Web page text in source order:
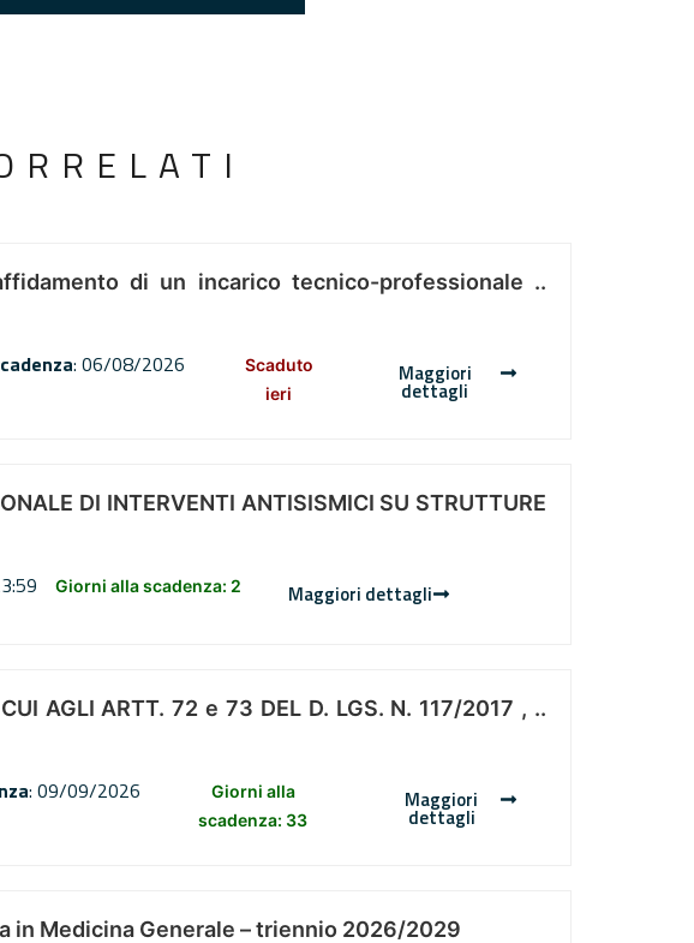
di un incarico tecnico-professionale ..
: 06/08/2026
Scaduto
ieri
Maggiori
dettagli
DI INTERVENTI ANTISISMICI SU STRUTTURE
Giorni alla scadenza: 2 Maggiori dettagli
AGLI ARTT. 72 e 73 DEL D. LGS. N. 117/2017 , ..
: 09/09/2026
Giorni alla
scadenza: 33
Maggiori
dettagli
in Medicina Generale – triennio 2026/2029